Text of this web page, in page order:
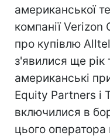
американської
компанії
про купівлю
з'явилися ще рік
американські
Equity Partners і
включилися в
цього оператора